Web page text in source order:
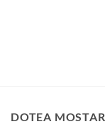
DOTEA MOSTAR